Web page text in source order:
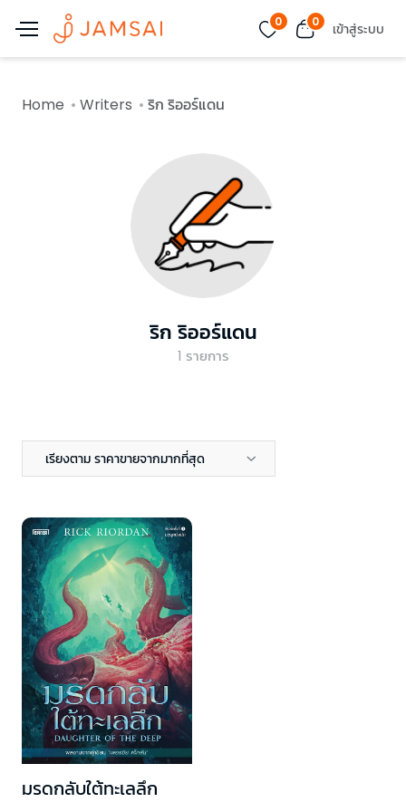
0 0 เข้าสู่ระบบ
Home Writers ริก ริออร์แดน
ริก ริออร์แดน
1 รายการ
เรียงตาม ราคาขายจากมากที่สุด
มรดกลับใต้ทะเลลึก